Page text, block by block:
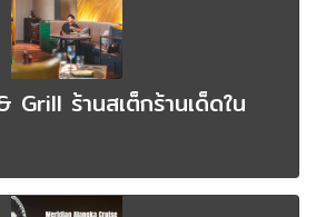
Grill ร้านสเต็กร้านเด็ดใน